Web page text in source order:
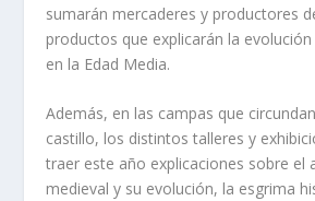
sumarán mercaderes y productores
productos que explicarán la
en la Edad Media.
Además, en las campas que
castillo, los distintos talleres y
traer este año explicaciones sobre el
medieval y su evolución, la esgrima